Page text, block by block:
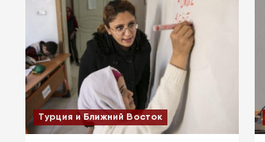
Турция и Ближний Восток